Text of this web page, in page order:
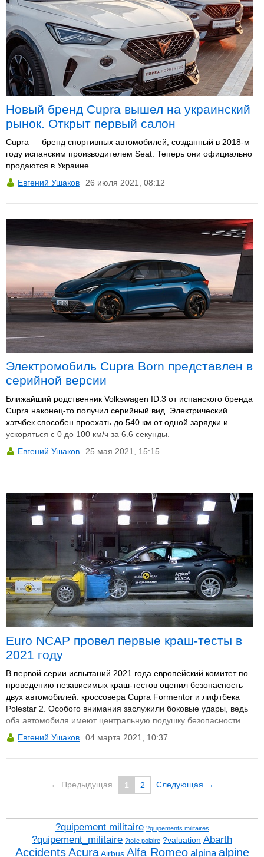
Новый бренд Cupra вышел на украинский
рынок. Открыт первый салон
Cupra — бренд спортивных автомобилей, созданный в 2018-м
году испанским производителем Seat. Теперь они официально
продаются в Украине.
Евгений Ушаков
26 июля 2021, 08:12
Электромобиль Cupra Born представлен в
серийной версии
Ближайший родственник Volkswagen ID.3 от испанского бренда
Cupra наконец-то получил серийный вид. Электрический
хэтчбек способен проехать до 540 км от одной зарядки и
ускоряться с 0 до 100 км/ч за 6.6 секунды.
Евгений Ушаков
25 мая 2021, 15:15
Euro NCAP провел первые краш-тесты в
2021 году
В первой серии испытаний 2021 года европейский комитет по
проведению независимых краш-тестов оценил безопасность
двух автомобилей: кроссовера Cupra Formentor и лифтбека
Polestar 2. Особого внимания заслужили боковые удары, ведь
оба автомобиля имеют центральную подушку безопасности
между водителем и пассажиром.
Евгений Ушаков 04 марта 2021, 10:37
← Предыдущая 1 2 Следующая →
?quipement militaire ?quipements militaires
?quipement_militaire ?toile polaire ?valuation Abarth
Accidents Acura Airbus Alfa Romeo alpina alpine